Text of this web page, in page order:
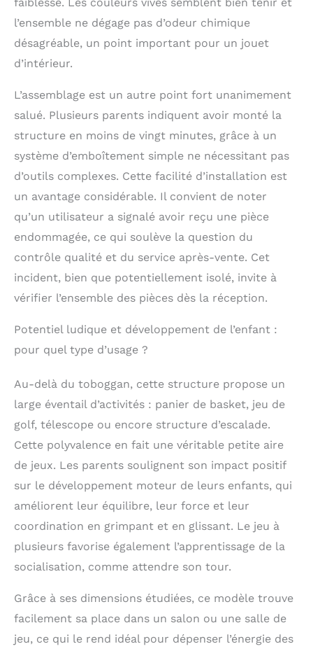
décoloration après 1 an
d’utilisation. Pieds
Assemblage en 20min,
rangement facile：Tous
les outils nécessaires et
instructions illustrées
claires (en français) sont
inclus. L’assemblage ne
compétence technique
— 2 personnes peuvent
terminer en 20min
maximum. Design
partiellement
démontable : le
toboggan peut être
décomposé en 3 parties
(dimensions réduites :
80x50x40cm). Robuste
garantie 2 ans：
Structure renforcée avec
charnières métalliques
anti-usure, supportant
jusqu’à 2 enfants en
même temps (25kg par
enfant maximum).
Couleur mat anti-
neuve même avec
utilisation intensive.
Nous offrons une
garantie de 2 ans contre
les défauts de
client français
disponible 7j/7 (réponse
investissement durable
l’ensemble ne dégage pas d’odeur chimique
désagréable, un point important pour un jouet
d’intérieur.
L’assemblage est un autre point fort unanimement
salué. Plusieurs parents indiquent avoir monté la
structure en moins de vingt minutes, grâce à un
système d’emboîtement simple ne nécessitant pas
d’outils complexes. Cette facilité d’installation est
un avantage considérable. Il convient de noter
qu’un utilisateur a signalé avoir reçu une pièce
endommagée, ce qui soulève la question du
contrôle qualité et du service après-vente. Cet
incident, bien que potentiellement isolé, invite à
vérifier l’ensemble des pièces dès la réception.
Potentiel ludique et développement de l’enfant :
pour quel type d’usage ?
Au-delà du toboggan, cette structure propose un
large éventail d’activités : panier de basket, jeu de
golf, télescope ou encore structure d’escalade.
Cette polyvalence en fait une véritable petite aire
de jeux. Les parents soulignent son impact positif
sur le développement moteur de leurs enfants, qui
améliorent leur équilibre, leur force et leur
coordination en grimpant et en glissant. Le jeu à
plusieurs favorise également l’apprentissage de la
socialisation, comme attendre son tour.
Grâce à ses dimensions étudiées, ce modèle trouve
facilement sa place dans un salon ou une salle de
jeu, ce qui le rend idéal pour dépenser l’énergie des